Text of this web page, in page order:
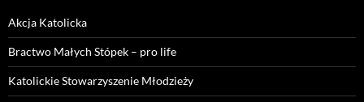
Akcja Katolicka
Bractwo Małych Stópek – pro life
Katolickie Stowarzyszenie Młodzieży